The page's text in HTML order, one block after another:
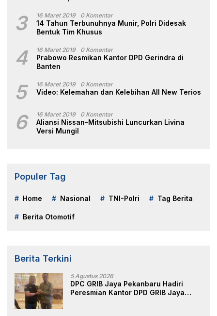
3 16 Maret 2019 0 Komentar
14 Tahun Terbunuhnya Munir, Polri Didesak
Bentuk Tim Khusus
4 16 Maret 2019 0 Komentar
Prabowo Resmikan Kantor DPD Gerindra di
Banten
5 16 Maret 2019 0 Komentar
Video: Kelemahan dan Kelebihan All New Terios
6 16 Maret 2019 0 Komentar
Aliansi Nissan-Mitsubishi Luncurkan Livina
Versi Mungil
Populer Tag
Home Nasional TNI-Polri Tag Berita
Berita Otomotif
Berita Terkini
5 Agustus 2026
DPC GRIB Jaya Pekanbaru Hadiri
Peresmian Kantor DPD GRIB Jaya